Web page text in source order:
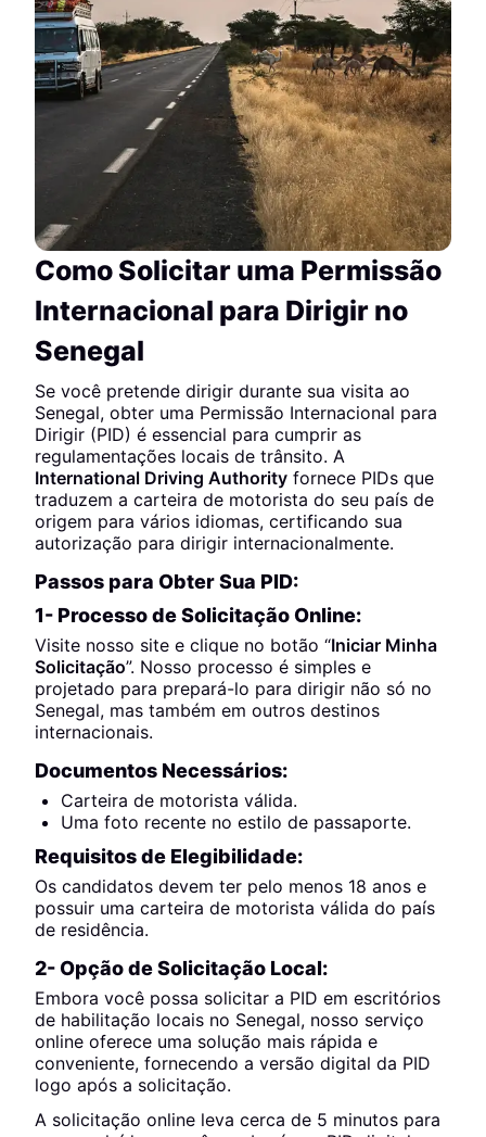
Como Solicitar uma Permissão
Internacional para Dirigir no
Senegal
Se você pretende dirigir durante sua visita ao
Senegal, obter uma Permissão Internacional para
Dirigir (PID) é essencial para cumprir as
regulamentações locais de trânsito. A
International Driving Authority fornece PIDs que
traduzem a carteira de motorista do seu país de
origem para vários idiomas, certificando sua
autorização para dirigir internacionalmente.
Passos para Obter Sua PID:
1- Processo de Solicitação Online:
Visite nosso site e clique no botão “Iniciar Minha
Solicitação”. Nosso processo é simples e
projetado para prepará-lo para dirigir não só no
Senegal, mas também em outros destinos
internacionais.
Documentos Necessários:
Carteira de motorista válida.
Uma foto recente no estilo de passaporte.
Requisitos de Elegibilidade:
Os candidatos devem ter pelo menos 18 anos e
possuir uma carteira de motorista válida do país
de residência.
2- Opção de Solicitação Local:
Embora você possa solicitar a PID em escritórios
de habilitação locais no Senegal, nosso serviço
online oferece uma solução mais rápida e
conveniente, fornecendo a versão digital da PID
logo após a solicitação.
A solicitação online leva cerca de 5 minutos para